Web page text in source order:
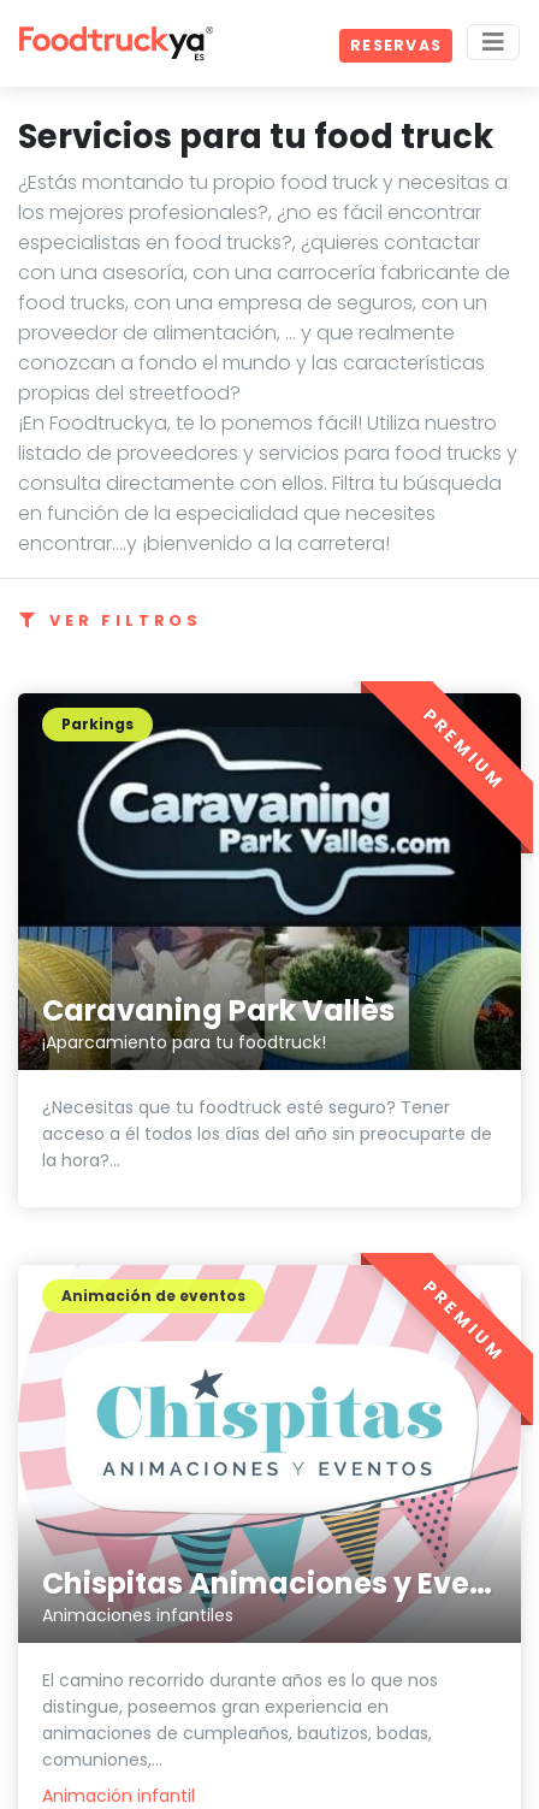
RESERVAS
Servicios para tu food truck
¿Estás montando tu propio food truck y necesitas a
los mejores profesionales?, ¿no es fácil encontrar
especialistas en food trucks?, ¿quieres contactar
con una asesoría, con una carrocería fabricante de
food trucks, con una empresa de seguros, con un
proveedor de alimentación, … y que realmente
conozcan a fondo el mundo y las características
propias del streetfood?
¡En Foodtruckya, te lo ponemos fácil! Utiliza nuestro
listado de proveedores y servicios para food trucks y
consulta directamente con ellos. Filtra tu búsqueda
en función de la especialidad que necesites
encontrar....y ¡bienvenido a la carretera!
VER FILTROS
Caravaning Park Vallès
¡Aparcamiento para tu foodtruck!
Parkings
¿Necesitas que tu foodtruck esté seguro? Tener
acceso a él todos los días del año sin preocuparte de
la hora?...
PREMIUM
Chispitas Animaciones y Eventos
Animaciones infantiles
Animación de eventos
El camino recorrido durante años es lo que nos
distingue, poseemos gran experiencia en
animaciones de cumpleaños, bautizos, bodas,
comuniones,...
Animación infantil
PREMIUM